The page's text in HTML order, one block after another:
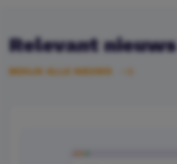
Relevant nieuws
BEKIJK ALLE NIEUWS